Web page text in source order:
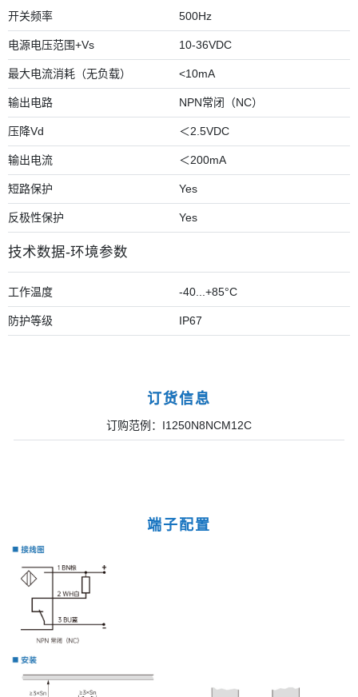
开关频率 500Hz
电源电压范围+Vs 10-36VDC
最大电流消耗（无负载） <10mA
输出电路 NPN常闭（NC）
压降Vd ＜2.5VDC
输出电流 ＜200mA
短路保护 Yes
反极性保护 Yes
技术数据-环境参数
工作温度 -40...+85°C
防护等级 IP67
订货信息
订购范例：I1250N8NCM12C
端子配置